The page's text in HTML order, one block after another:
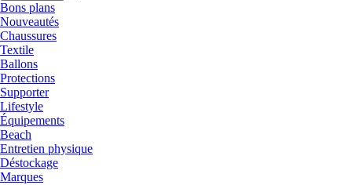
Bons plans
Nouveautés
Chaussures
Textile
Ballons
Protections
Supporter
Lifestyle
Équipements
Beach
Entretien physique
Déstockage
Marques